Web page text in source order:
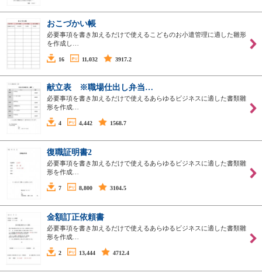
おこづかい帳
必要事項を書き加えるだけで使えるこどものお小遣管理に適した雛形
を作成し…
16 11,032 3917.2
献立表 ※職場仕出し弁当…
必要事項を書き加えるだけで使えるあらゆるビジネスに適した書類雛
形を作成…
4 4,442 1568.7
復職証明書2
必要事項を書き加えるだけで使えるあらゆるビジネスに適した書類雛
形を作成…
7 8,800 3104.5
金額訂正依頼書
必要事項を書き加えるだけで使えるあらゆるビジネスに適した書類雛
形を作成…
2 13,444 4712.4